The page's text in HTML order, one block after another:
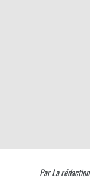
ParLa rédaction